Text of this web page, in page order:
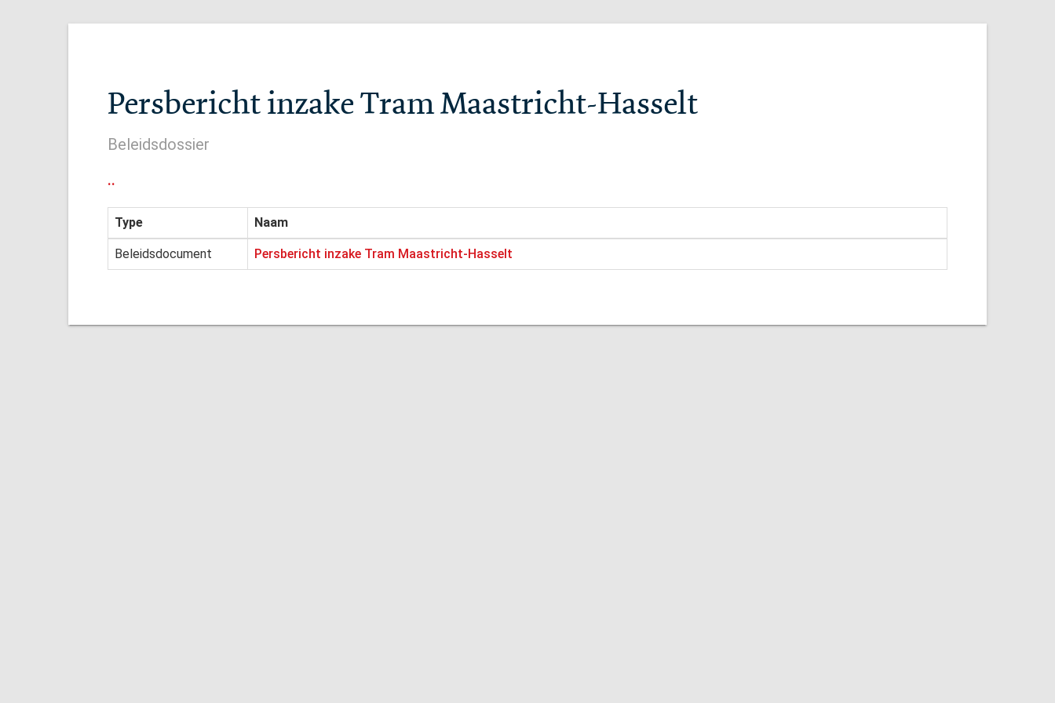
Persbericht inzake Tram Maastricht-Hasselt
Beleidsdossier
..
Type Naam
Beleidsdocument Persbericht inzake Tram Maastricht-Hasselt